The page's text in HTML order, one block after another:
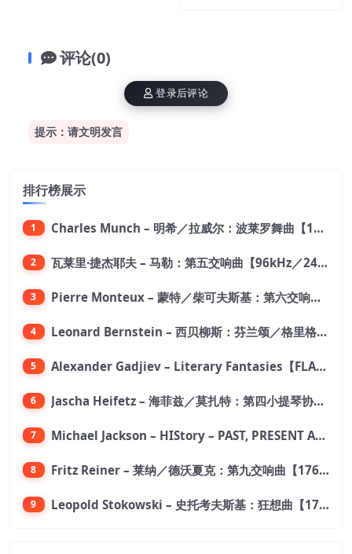
评论(0)
提示：请文明发言
登录后评论
排行榜展示
1 Charles Munch – 明希／拉威尔：波莱罗舞曲【176.4kHz／24bit】
2 瓦莱里·捷杰耶夫 – 马勒：第五交响曲【96kHz／24bit】
3 Pierre Monteux – 蒙特／柴可夫斯基：第六交响曲【176.4kHz／24bit】
4 Leonard Bernstein – 西贝柳斯：芬兰颂／格里格：培尔·金特组曲【44.1kHz／24bit】
5 Alexander Gadjiev – Literary Fantasies【FLAC 192】
6 Jascha Heifetz – 海菲兹／莫扎特：第四小提琴协奏曲，第五小提琴协奏曲《土耳其》／维瓦尔第：小提琴与大提琴协奏曲，RV 547【192kHz／24bit】
7 Michael Jackson – HIStory – PAST, PRESENT AND FUTURE – BOOK I【96kHz／24bit】
8 Fritz Reiner – 莱纳／德沃夏克：第九交响曲【176.4kHz／24bit】
9 Leopold Stokowski – 史托考夫斯基：狂想曲【176.4kHz／24bit】